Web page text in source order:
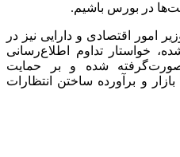
در بورس باشیم.
امور اقتصادی و دارایی نیز در
خواستار تداوم اطلاع‌رسانی
شده و بر حمایت
و برآورده ساختن انتظارات